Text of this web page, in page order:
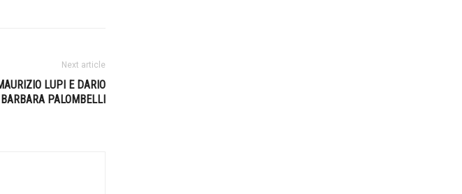
Next article
LUPI E DARIO
PALOMBELLI